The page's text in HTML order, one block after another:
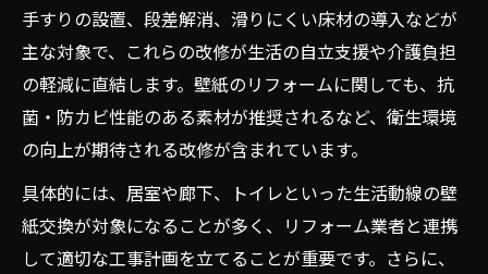
手すりの設置、段差解消、滑りにくい床材の導入などが
主な対象で、これらの改修が生活の自立支援や介護負担
の軽減に直結します。壁紙のリフォームに関しても、抗
菌・防カビ性能のある素材が推奨されるなど、衛生環境
の向上が期待される改修が含まれています。
具体的には、居室や廊下、トイレといった生活動線の壁
紙交換が対象になることが多く、リフォーム業者と連携
して適切な工事計画を立てることが重要です。さらに、